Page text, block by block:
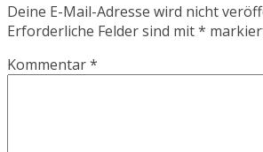
Deine E-Mail-Adresse wird nicht
Erforderliche Felder sind mit*
Kommentar*